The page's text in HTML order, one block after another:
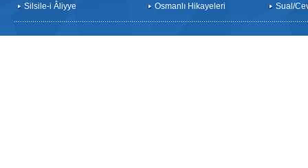
Silsile-i Âliyye
Osmanlı Hikayeleri
Sual/